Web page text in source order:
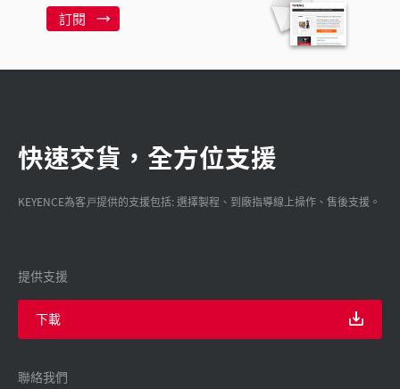
訂閱
快速交貨，全方位支援
KEYENCE為客戸提供的支援包括: 選擇製程、到廠指導線上操作、售後支援。
提供支援
下載
聯絡我們